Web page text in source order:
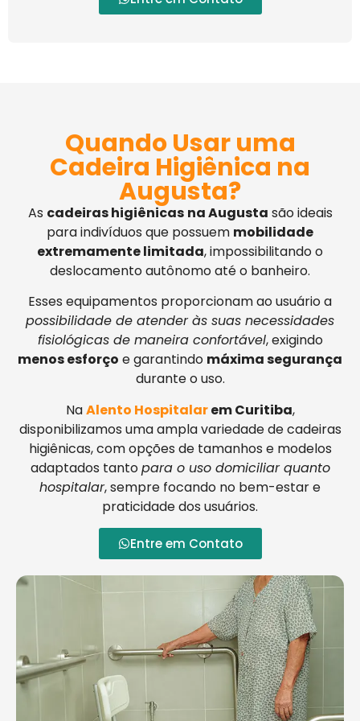
Quando Usar uma
Cadeira Higiênica na
Augusta?
As cadeiras higiênicas na Augusta são ideais
para indivíduos que possuem mobilidade
extremamente limitada, impossibilitando o
deslocamento autônomo até o banheiro.
Esses equipamentos proporcionam ao usuário a
possibilidade de atender às suas necessidades
fisiológicas de maneira confortável, exigindo
menos esforço e garantindo máxima segurança
durante o uso.
NaAlento Hospitalarem Curitiba,
disponibilizamos uma ampla variedade de cadeiras
higiênicas, com opções de tamanhos e modelos
adaptados tantopara o uso domiciliar quanto
hospitalar, sempre focando no bem-estar e
praticidade dos usuários.
Entre em Contato